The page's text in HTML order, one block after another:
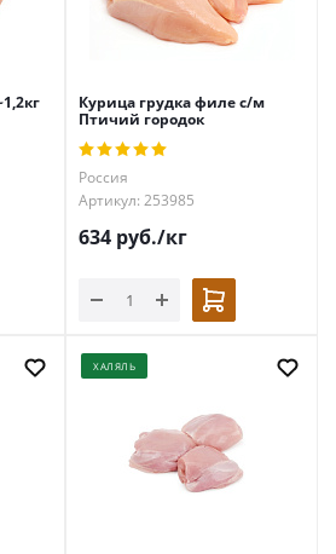
Курица грудка филе с/м
Птичий городок
Россия
Артикул: 253985
634 руб./кг
ХАЛЯЛЬ